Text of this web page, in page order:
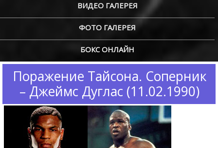
ВИДЕО ГАЛЕРЕЯ
ФОТО ГАЛЕРЕЯ
БОКС ОНЛАЙН
Поражение Тайсона. Соперник
– Джеймс Дуглас (11.02.1990)